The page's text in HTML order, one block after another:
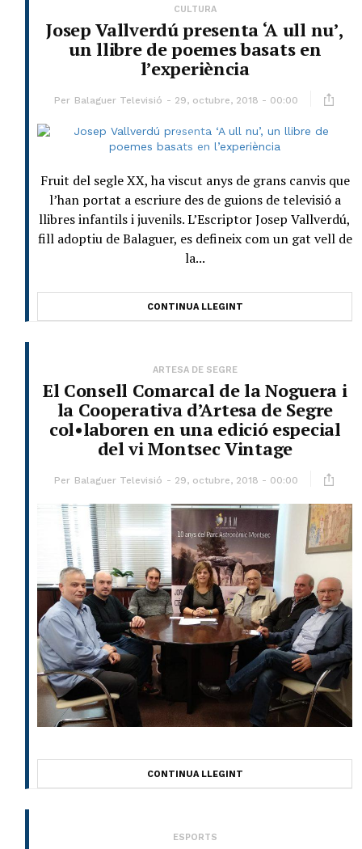
CULTURA
Josep Vallverdú presenta ‘A ull nu’,
un llibre de poemes basats en
l’experiència
Per Balaguer Televisió 29, octubre, 2018 - 00:00
Fruit del segle XX, ha viscut anys de grans canvis que
l’han portat a escriure des de guions de televisió a
llibres infantils i juvenils. L’Escriptor Josep Vallverdú,
fill adoptiu de Balaguer, es defineix com un gat vell de
la...
CONTINUA LLEGINT
ARTESA DE SEGRE
El Consell Comarcal de la Noguera i
la Cooperativa d’Artesa de Segre
col•laboren en una edició especial
del vi Montsec Vintage
Per Balaguer Televisió 29, octubre, 2018 - 00:00
CONTINUA LLEGINT
ESPORTS